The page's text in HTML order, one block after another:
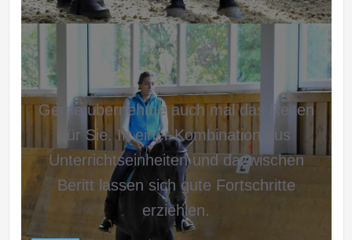
Gerne übernehme auch mal das Reiten
für Sie. In einer Kombination aus
Unterrichtseinheiten und dazwischen
Beritt lassen sich gute Fortschritte
erziehlen.